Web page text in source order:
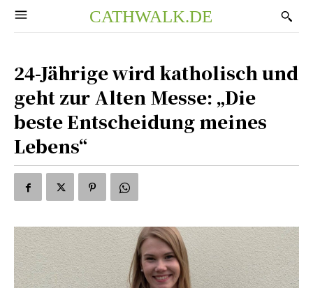
CATHWALK.DE
24-Jährige wird katholisch und
geht zur Alten Messe: „Die
beste Entscheidung meines
Lebens“